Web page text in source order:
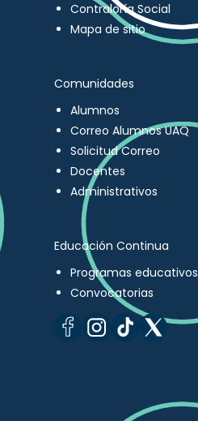
Contraloría Social
Mapa de sitio
Comunidades
Alumnos
Correo Alumnos UAQ
Solicitud Correo
Docentes
Administrativos
Educación Continua
Programas educativos
Convocatorias